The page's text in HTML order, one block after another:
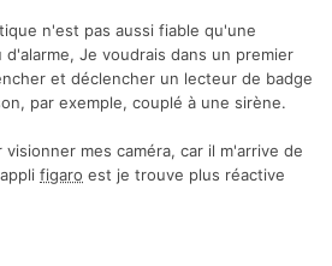
n'est pas aussi fiable qu'une
d'alarme, Je voudrais dans un premier
et déclencher un lecteur de badge
par exemple, couplé à une sirène.
mes caméra, car il m'arrive de
figaro est je trouve plus réactive